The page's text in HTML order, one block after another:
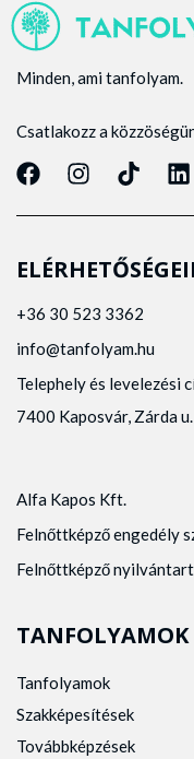
Minden, ami tanfolyam.
Csatlakozz a
+36 30 523 3362
info@tanfolyam.hu
Telephely és levelezési
7400 Kaposvár, Zárda u.
Alfa Kapos Kft.
Felnőttképző engedély
Felnőttképző
TANFOLYAMOK
Tanfolyamok
Szakképesítések
Továbbképzések